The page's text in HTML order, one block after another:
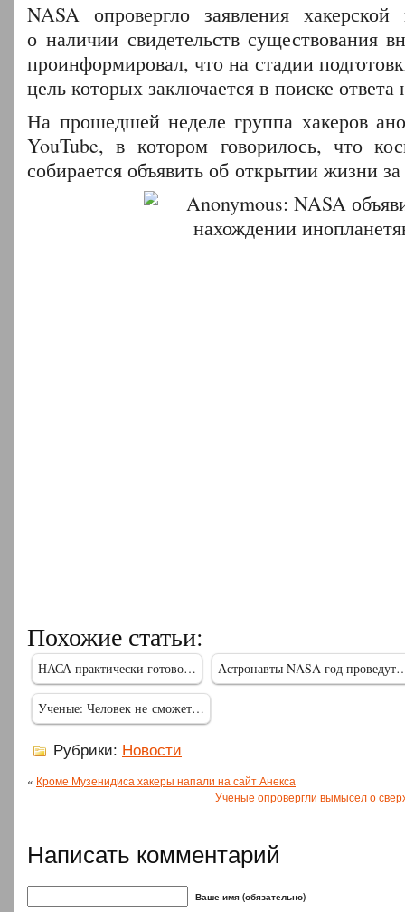
NASA опровергло заявления
о наличии свидетельств существования
проинформировал, что на стадии
цель которых заключается в поиске ответа
На прошедшей неделе группа хакеров
YouTube, в котором говорилось, что
собирается объявить об открытии жизни
Похожие статьи:
НАСА практически готово… Астронавты NASA год
Ученые: Человек не сможет…
Рубрики: Новости
« Кроме Музенидиса хакеры напали на сайт Анекса
Ученые опровергли вымысел о
Написать комментарий
Ваше имя (обязательно)